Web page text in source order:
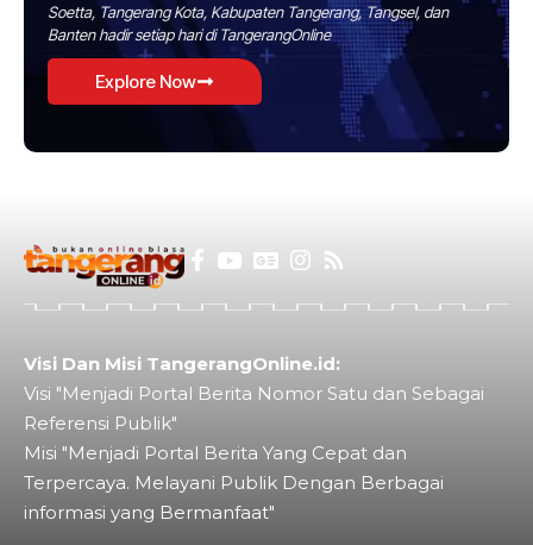
Soetta, Tangerang Kota, Kabupaten Tangerang, Tangsel, dan
Banten hadir setiap hari di TangerangOnline
Explore Now
Visi Dan Misi TangerangOnline.id:
Visi "Menjadi Portal Berita Nomor Satu dan Sebagai
Referensi Publik"
Misi "Menjadi Portal Berita Yang Cepat dan
Terpercaya. Melayani Publik Dengan Berbagai
informasi yang Bermanfaat"